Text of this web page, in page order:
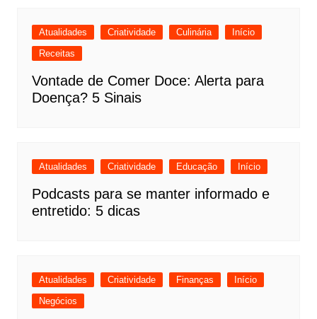
Atualidades Criatividade Culinária
Início
Receitas
Vontade de Comer Doce: Alerta para
Doença? 5 Sinais
Atualidades Criatividade Educação Início
Podcasts para se manter informado e
entretido: 5 dicas
Atualidades Criatividade Finanças
Início
Negócios